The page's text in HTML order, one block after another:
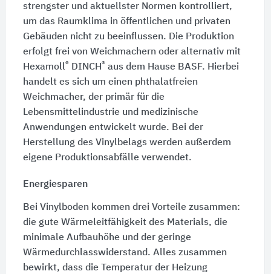
strengster und aktuellster Normen kontrolliert,
um das Raumklima in öffentlichen und privaten
Gebäuden nicht zu beeinflussen. Die Produktion
erfolgt frei von Weichmachern oder alternativ mit
Hexamoll® DINCH® aus dem Hause BASF. Hierbei
handelt es sich um einen phthalatfreien
Weichmacher, der primär für die
Lebensmittelindustrie und medizinische
Anwendungen entwickelt wurde. Bei der
Herstellung des Vinylbelags werden außerdem
eigene Produktionsabfälle verwendet.
Energiesparen
Bei Vinylboden kommen drei Vorteile zusammen:
die gute Wärmeleitfähigkeit des Materials, die
minimale Aufbauhöhe und der geringe
Wärmedurchlasswiderstand. Alles zusammen
bewirkt, dass die Temperatur der Heizung